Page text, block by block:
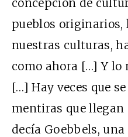
concepción de
pueblos
nuestras culturas,
como ahora […] Y lo
[…] Hay veces que
mentiras que llegan
decía Goebbels,